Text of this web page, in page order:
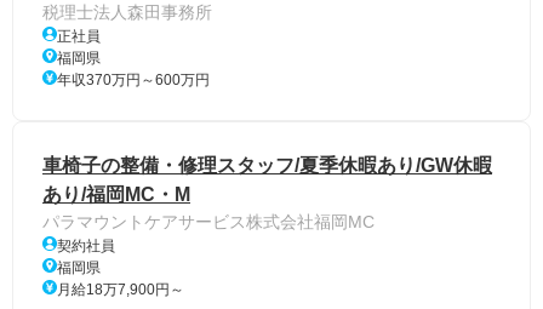
税理士法人森田事務所
正社員
福岡県
年収370万円～600万円
車椅子の整備・修理スタッフ/夏季休暇あり/GW休暇
あり/福岡MC・M
パラマウントケアサービス株式会社福岡MC
契約社員
福岡県
月給18万7,900円～